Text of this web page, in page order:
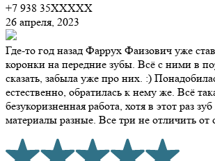
+7 938 35XXXXX
26 апреля, 2023
Где-то год назад Фаррух Фаизович уже
коронки​ на передние зубы. Всё с ними в
сказать, забыла уже про них. :)
естественно, обратилась к нему же. Всё
безукоризненная работа, хотя в этот раз
материалы разные. Все три не отличить от